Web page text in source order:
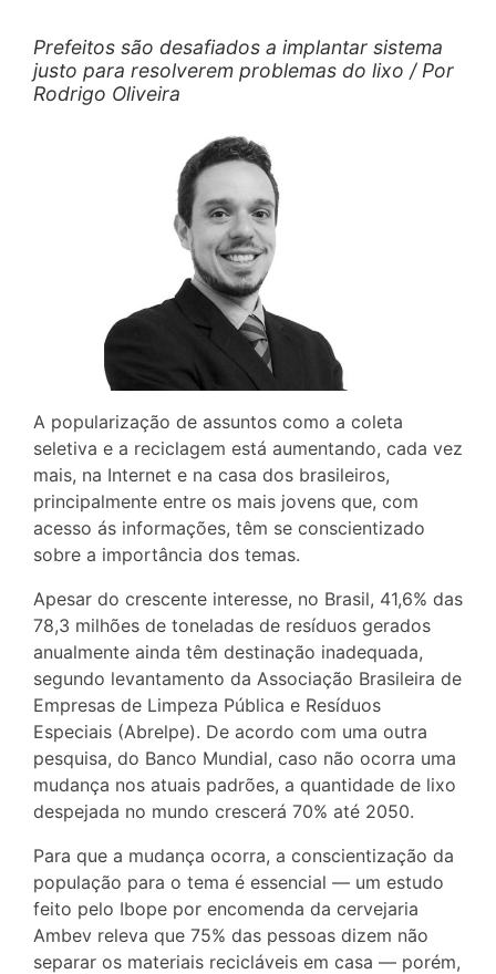
Prefeitos são desafiados a implantar sistema
justo para resolverem problemas do lixo / Por
Rodrigo Oliveira
A popularização de assuntos como a coleta
seletiva e a reciclagem está aumentando, cada vez
mais, na Internet e na casa dos brasileiros,
principalmente entre os mais jovens que, com
acesso ás informações, têm se conscientizado
sobre a importância dos temas.
Apesar do crescente interesse, no Brasil, 41,6% das
78,3 milhões de toneladas de resíduos gerados
anualmente ainda têm destinação inadequada,
segundo levantamento da Associação Brasileira de
Empresas de Limpeza Pública e Resíduos
Especiais (Abrelpe). De acordo com uma outra
pesquisa, do Banco Mundial, caso não ocorra uma
mudança nos atuais padrões, a quantidade de lixo
despejada no mundo crescerá 70% até 2050.
Para que a mudança ocorra, a conscientização da
população para o tema é essencial — um estudo
feito pelo Ibope por encomenda da cervejaria
Ambev releva que 75% das pessoas dizem não
separar os materiais recicláveis em casa — porém,